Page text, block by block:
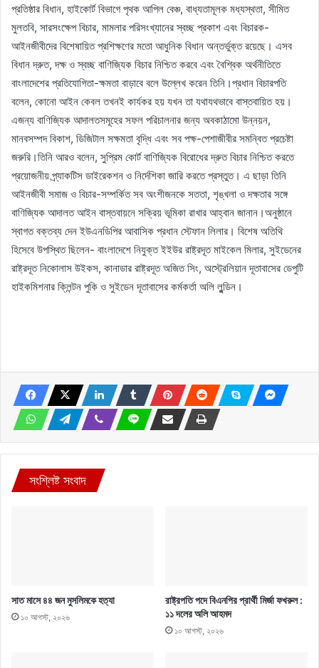
প্রতিষ্ঠার বিধান, হাইকোর্ট বিভাগে পৃথক আপিল বেঞ্চ, বাধ্যতামূলক মধ্যস্থতা, সীমিত
মুলতবি, সারসংক্ষেপ বিচার, মামলার পরিসংখ্যানের স্বচ্ছ প্রকাশ এবং বিচারক-
আইনজীবীদের বিশেষায়িত প্রশিক্ষণের মতো আধুনিক বিধান অন্তর্ভুক্ত রয়েছে। এসব
বিধান দ্রুত, দক্ষ ও স্বচ্ছ বাণিজ্যিক বিচার নিশ্চিত করবে এবং বৈশ্বিক অর্থনীতিতে
বাংলাদেশের প্রতিযোগিতা-ক্ষমতা বাড়াবে বলে উল্লেখ করেন তিনি।প্রধান বিচারপতি
বলেন, কোনো আইন কেবল তখনই কার্যকর হয় যখন তা যথাযথভাবে বাস্তবায়িত হয়।
এজন্য বাণিজ্যিক আদালতসমূহের সফল পরিচালনার জন্য অবকাঠামো উন্নয়ন,
মানবসম্পদ বিকাশ, ডিজিটাল সক্ষমতা বৃদ্ধি এবং সব পক্ষ-পেশাজীবীর সমন্বিত প্রচেষ্টা
জরুরি।তিনি আরও বলেন, সুপ্রিম কোর্ট বাণিজ্যিক বিরোধের দ্রুত বিচার নিশ্চিত করতে
প্রয়োজনীয় প্র্যাকটিস ডাইরেকশন ও নির্দেশিকা জারি করতে প্রস্তুত। এ ছাড়া তিনি
আইনজীবী সমাজ ও বিচার-সম্পর্কিত সব অংশীজনকে সততা, শৃঙ্খলা ও দক্ষতার সঙ্গে
বাণিজ্যিক আদালত আইন বাস্তবায়নে সক্রিয় ভূমিকা রাখার আহ্বান জানান।অনুষ্ঠানে
স্বাগত বক্তব্য দেন ইউএনডিপির আবাসিক প্রধান স্টেফান লিলার। বিশেষ অতিথি
হিসেবে উপস্থিত ছিলেন- বাংলাদেশে নিযুক্ত ইইউর রাষ্ট্রদূত মাইকেল মিলার, সুইডেনের
রাষ্ট্রদূত নিকোলাস উইকস, কানাডার রাষ্ট্রদূত অজিত সিং, অস্ট্রেলিয়ান দূতাবাসের ডেপুটি
হাইকমিশনার ক্লিন্টন পুকি ও সুইডেন দূতাবাসের কর্মকর্তা অলি লুন্ডিন।
সংশ্লিষ্ট সংবাদ
সাত মাসে ৪৪ জন মুসলিমকে হত্যা
১০ আগস্ট, ২০২৬
রাষ্ট্রপতি পদে বিএনপির প্রার্থী মির্জা ফখরুল :
১১ দলের অলি আহমদ
১০ আগস্ট, ২০২৬